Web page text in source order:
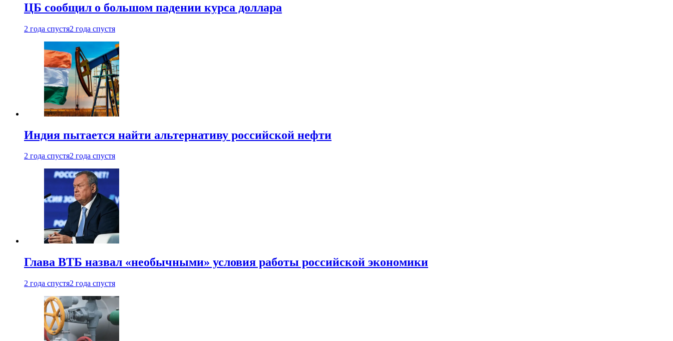
ЦБ сообщил о большом падении курса доллара
2 года спустя2 года спустя
Индия пытается найти альтернативу российской нефти
2 года спустя2 года спустя
Глава ВТБ назвал «необычными» условия работы российской экономики
2 года спустя2 года спустя